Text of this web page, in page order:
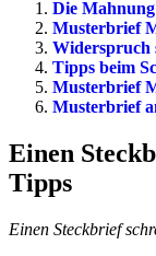
Die
Musterbrief
Widerspruch
Tipps beim
Musterbrief
Musterbrief
Einen
Tipps
Einen Steckbrief